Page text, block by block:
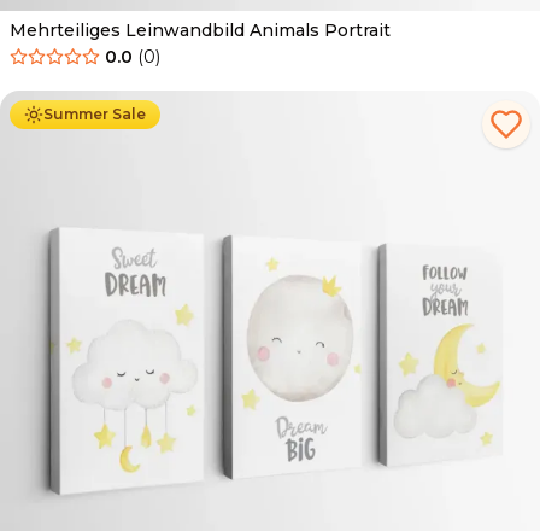
Mehrteiliges Leinwandbild Animals Portrait
0.0 (0)
Summer Sale
Ab 44.90 € 25.90